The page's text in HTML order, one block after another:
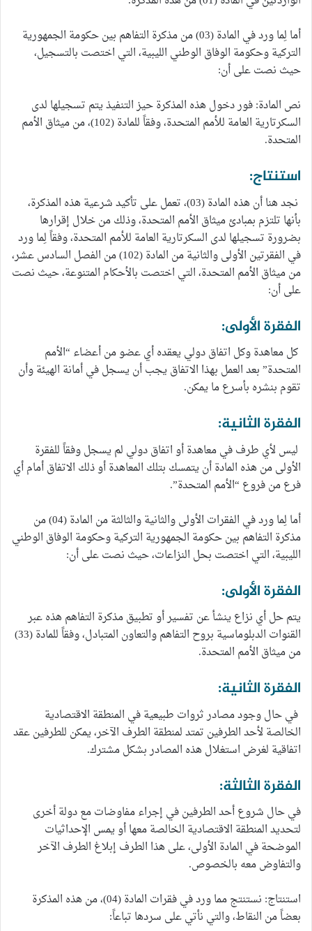
أما لِما ورد في المادة (03) من مذكرة التفاهم بين حكومة الجمهورية
التركية وحكومة الوفاق الوطني الليبية، التي اختصت بالتسجيل،
حيث نصت على أن:
نص المادة: فور دخول هذه المذكرة حيز التنفيذ يتم تسجيلها لدى
السكرتارية العامة للأمم المتحدة، وفقاً للمادة (102)، من ميثاق الأمم
المتحدة.
استنتاج:
نجد هنا أن هذه المادة (03)، تعمل على تأكيد شرعية هذه المذكرة،
بأنها تلتزم بمبادئ ميثاق الأمم المتحدة، وذلك من خلال إقرارها
بضرورة تسجيلها لدى السكرتارية العامة للأمم المتحدة، وفقاً لِما ورد
في الفقرتين الأولى والثانية من المادة (102) من الفصل السادس عشر،
من ميثاق الأمم المتحدة، التي اختصت بالأحكام المتنوعة، حيث نصت
على أن:
الفقرة الأولى:
كل معاهدة وكل اتفاق دولي يعقده أي عضو من أعضاء “الأمم
المتحدة” بعد العمل بهذا الاتفاق يجب أن يسجل في أمانة الهيئة وأن
تقوم بنشره بأسرع ما يمكن.
الفقرة الثانية:
ليس لأي طرف في معاهدة أو اتفاق دولي لم يسجل وفقاً للفقرة
الأولى من هذه المادة أن يتمسك بتلك المعاهدة أو ذلك الاتفاق أمام أي
فرع من فروع “الأمم المتحدة”.
أما لِما ورد في الفقرات الأولى والثانية والثالثة من المادة (04) من
مذكرة التفاهم بين حكومة الجمهورية التركية وحكومة الوفاق الوطني
الليبية، التي اختصت بحل النزاعات، حيث نصت على أن:
الفقرة الأولى:
يتم حل أي نزاع ينشأ عن تفسير أو تطبيق مذكرة التفاهم هذه عبر
القنوات الدبلوماسية بروح التفاهم والتعاون المتبادل، وفقاً للمادة (33)
من ميثاق الأمم المتحدة.
الفقرة الثانية:
في حال وجود مصادر ثروات طبيعية في المنطقة الاقتصادية
الخالصة لأحد الطرفين تمتد لمنطقة الطرف الآخر، يمكن للطرفين عقد
اتفاقية لغرض استغلال هذه المصادر بشكل مشترك.
الفقرة الثالثة:
في حال شروع أحد الطرفين في إجراء مفاوضات مع دولة أخرى
لتحديد المنطقة الاقتصادية الخالصة معها أو يمس الإحداثيات
الموضحة في المادة الأولى، على هذا الطرف إبلاغ الطرف الآخر
والتفاوض معه بالخصوص.
استنتاج: نستنتج مما ورد في فقرات المادة (04)، من هذه المذكرة
بعضاً من النقاط، والتي نأتي على سردها تباعاً: